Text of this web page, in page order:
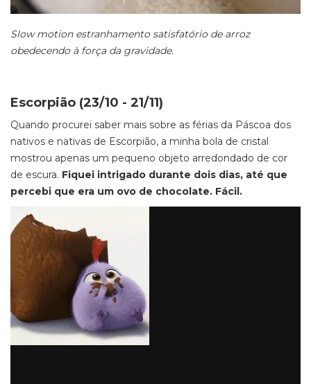
Slow motion estranhamento satisfatório de arroz
obedecendo à força da gravidade.
Escorpião (23/10 - 21/11)
Quando procurei saber mais sobre as férias da Páscoa dos
nativos e nativas de Escorpião, a minha bola de cristal
mostrou apenas um pequeno objeto arredondado de cor
de escura. Fiquei intrigado durante dois dias, até que
percebi que era um ovo de chocolate. Fácil.